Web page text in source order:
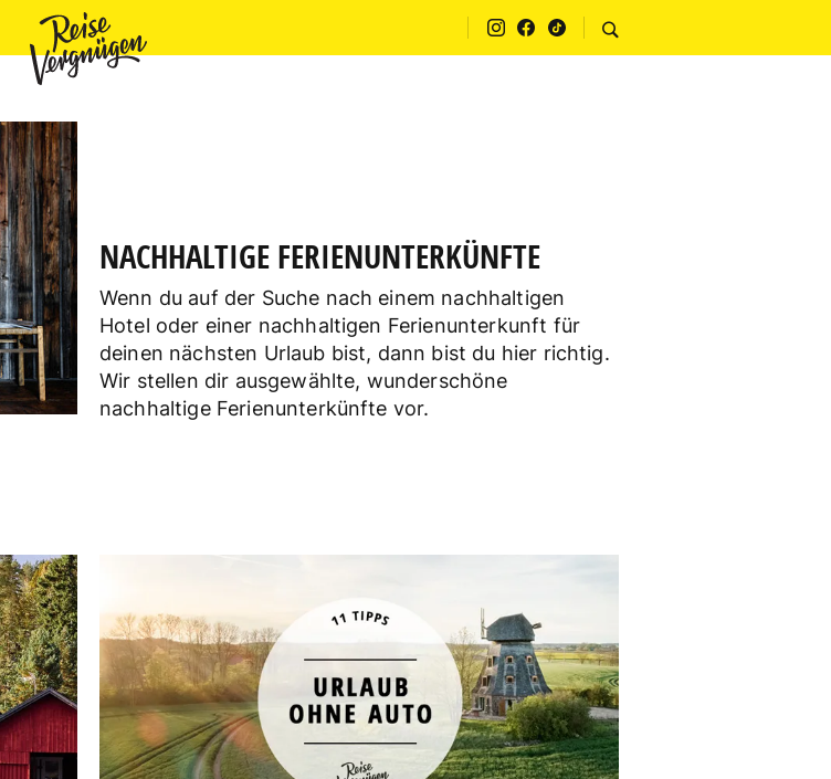
NACHHALTIGE FERIENUNTERKÜNFTE
Wenn du auf der Suche nach einem nachhaltigen
Hotel oder einer nachhaltigen Ferienunterkunft für
deinen nächsten Urlaub bist, dann bist du hier richtig.
Wir stellen dir ausgewählte, wunderschöne
nachhaltige Ferienunterkünfte vor.